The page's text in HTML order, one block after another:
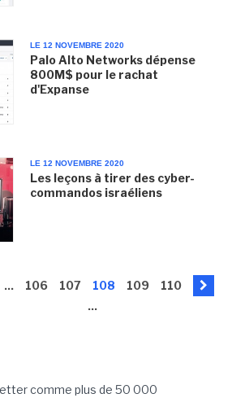
LE 12 NOVEMBRE 2020
Palo Alto Networks dépense
800M$ pour le rachat
d'Expanse
LE 12 NOVEMBRE 2020
Les leçons à tirer des cyber-
commandos israéliens
... 106 107 108 109
110
...
comme plus de 50 000